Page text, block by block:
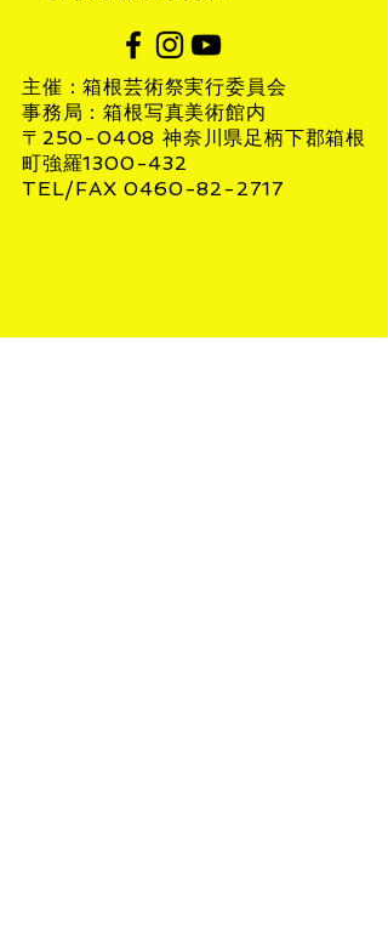
主催：箱根芸術祭実行委員会
事務局：箱根写真美術館内
〒250-0408 神奈川県足柄下郡箱根
町強羅1300-432
TEL/FAX 0460-82-2717